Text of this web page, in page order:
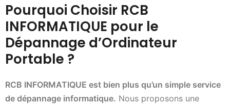
Pourquoi Choisir RCB
INFORMATIQUE pour le
Dépannage d’Ordinateur
Portable ?
RCB INFORMATIQUE est bien plus qu’un simple service
de dépannage informatique. Nous proposons une